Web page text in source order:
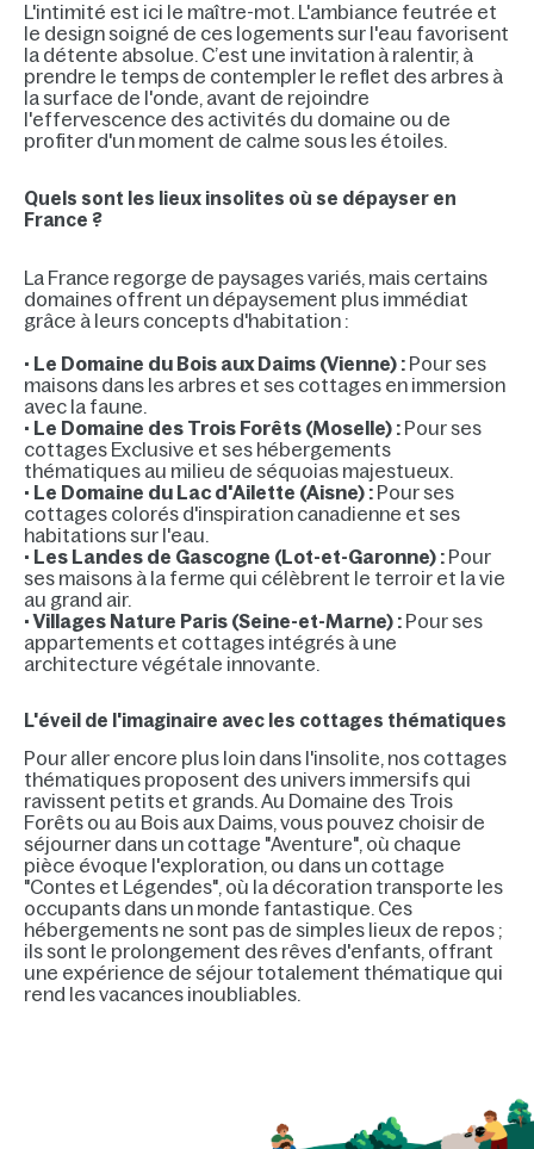
L'intimité est ici le maître-mot. L'ambiance feutrée et
le design soigné de ces logements sur l'eau favorisent
la détente absolue. C’est une invitation à ralentir, à
prendre le temps de contempler le reflet des arbres à
la surface de l'onde, avant de rejoindre
l'effervescence des activités du domaine ou de
profiter d'un moment de calme sous les étoiles.
Quels sont les lieux insolites où se dépayser en
France ?
La France regorge de paysages variés, mais certains
domaines offrent un dépaysement plus immédiat
grâce à leurs concepts d'habitation :
• Le Domaine du Bois aux Daims (Vienne) : Pour ses
maisons dans les arbres et ses cottages en immersion
avec la faune.
• Le Domaine des Trois Forêts (Moselle) : Pour ses
cottages Exclusive et ses hébergements
thématiques au milieu de séquoias majestueux.
• Le Domaine du Lac d'Ailette (Aisne) : Pour ses
cottages colorés d'inspiration canadienne et ses
habitations sur l'eau.
• Les Landes de Gascogne (Lot-et-Garonne) : Pour
ses maisons à la ferme qui célèbrent le terroir et la vie
au grand air.
•Villages Nature Paris (Seine-et-Marne) : Pour ses
appartements et cottages intégrés à une
architecture végétale innovante.
L'éveil de l'imaginaire avec les cottages thématiques
Pour aller encore plus loin dans l'insolite, nos cottages
thématiques proposent des univers immersifs qui
ravissent petits et grands. Au Domaine des Trois
Forêts ou au Bois aux Daims, vous pouvez choisir de
séjourner dans un cottage "Aventure", où chaque
pièce évoque l'exploration, ou dans un cottage
"Contes et Légendes", où la décoration transporte les
occupants dans un monde fantastique. Ces
hébergements ne sont pas de simples lieux de repos ;
ils sont le prolongement des rêves d'enfants, offrant
une expérience de séjour totalement thématique qui
rend les vacances inoubliables.